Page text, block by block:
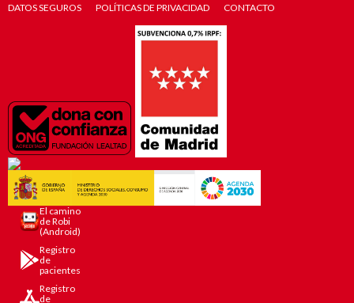
DATOS SEGUROS
POLÍTICAS DE PRIVACIDAD CONTACTO
El camino
de Robi
(Android)
Registro
de
pacientes
Registro
de